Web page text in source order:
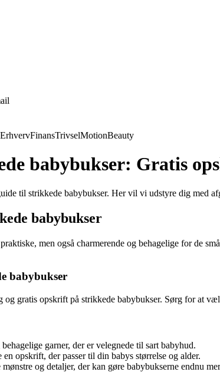
ErhvervFinansTrivselMotionBeauty
babybukser: Gratis
til strikkede babybukser. Her vil vi udstyre dig med
babybukser
men også charmerende og behagelige for de
babybukser
og gratis opskrift på strikkede babybukser. Sørg for at
garner, der er velegnede til sart babyhud.
opskrift, der passer til din babys størrelse og alder.
og detaljer, der kan gøre babybukserne endnu